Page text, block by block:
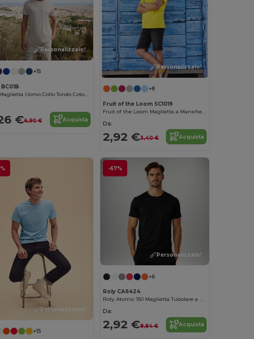
Personalizzalo!
+15
B&C Maglietta Uomo Collo Tondo Cotone Organico 150g
€6,90 € Acquista
Personalizzalo!
+8
Fruit of the Loom SC1019
Da:
2,92 €3,40 € Acquista
Personalizzalo!
+15
-67%
Personalizzalo!
+6
Roly CA6424
Roly Atomic 150 Maglietta Tubolare a Maniche Corte in Cotone 150 GSM
Da:
2,92 €8,84 € Acquista